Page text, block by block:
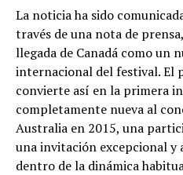
La noticia ha sido
través de una nota de
llegada de Canadá como un
internacional del festival. El
convierte así en la primera
completamente nueva al
Australia en 2015, una
una invitación excepcional y
dentro de la dinámica